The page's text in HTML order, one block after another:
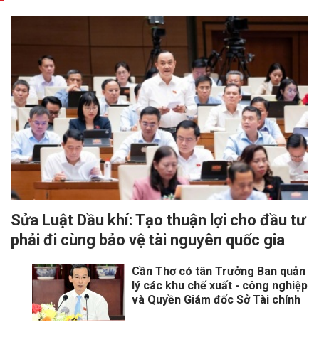
Sửa Luật Dầu khí: Tạo thuận lợi cho đầu tư
phải đi cùng bảo vệ tài nguyên quốc gia
Cần Thơ có tân Trưởng Ban quản
lý các khu chế xuất - công nghiệp
và Quyền Giám đốc Sở Tài chính